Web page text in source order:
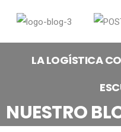
LA LOGÍSTICA
NUESTRO